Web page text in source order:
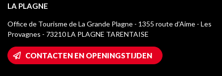
Verblijfstaks
Mediatheek
La Plagne logo's
Wifi toegang
Huis van de eigenaar
Champagny-en-Vanoise
Montchavin - Les Coches
Plagne 1800
LA PLAGNE
Office de Tourisme de La Grande Plagne - 1355 route d’Aime - Les
Provagnes - 73210 LA PLAGNE TARENTAISE
CONTACTEN EN OPENINGSTIJDEN